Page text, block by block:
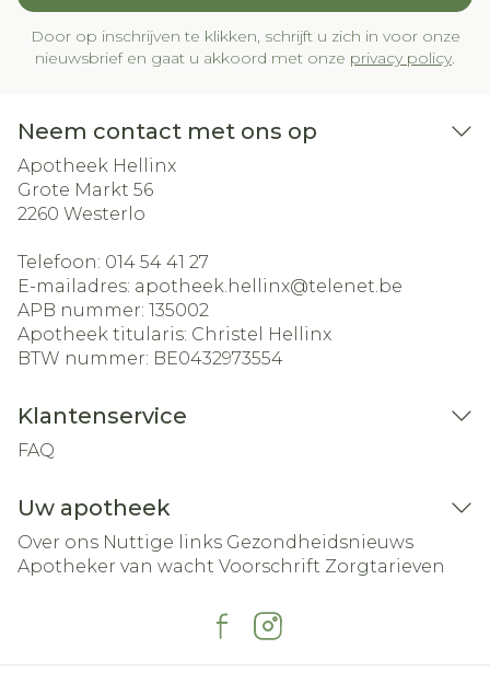
Door op inschrijven te klikken, schrijft u zich in voor onze
nieuwsbrief en gaat u akkoord met onze privacy policy.
Neem contact met ons op
Apotheek Hellinx
Grote Markt 56
2260 Westerlo
Telefoon: 014 54 41 27
E-mailadres: apotheek.hellinx@telenet.be
APB nummer: 135002
Apotheek titularis: Christel Hellinx
BTW nummer: BE0432973554
Klantenservice
FAQ
Uw apotheek
Over ons Nuttige links Gezondheidsnieuws
Apotheker van wacht Voorschrift Zorgtarieven